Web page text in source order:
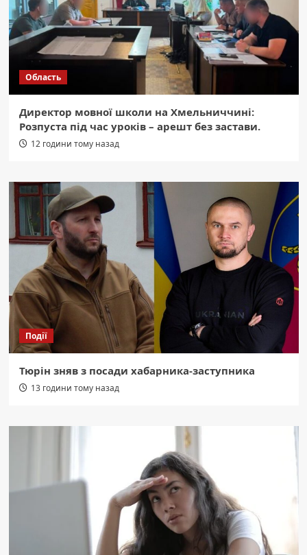
Область
Директор мовної школи на Хмельниччині:
Розпуста під час уроків – арешт без застави.
12 години тому назад
Події
Тюрін зняв з посади хабарника-заступника
13 години тому назад